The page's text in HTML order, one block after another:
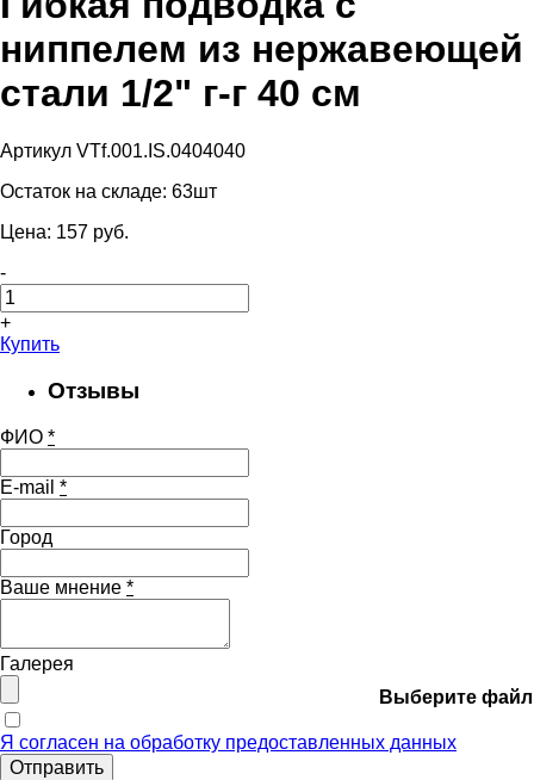
ниппелем из нержавеющей
стали 1/2" г-г 40 см
Артикул VTf.001.IS.0404040
Остаток на складе: 63шт
Цена: 157 pуб.
-
+
Купить
Отзывы
ФИО *
E-mail *
Город
Ваше мнение *
Галерея
Выберите файл
Я согласен на обработку предоставленных данных
Отправить